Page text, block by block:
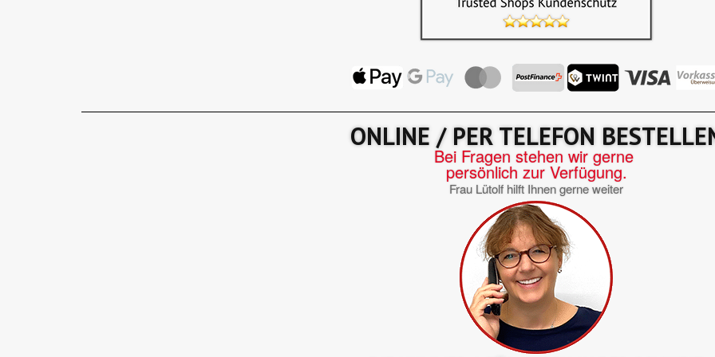
ONLINE / PER TELEFON
Bei Fragen stehen wir gerne
persönlich zur Verfügung.
Frau Lütolf hilft Ihnen gerne weiter